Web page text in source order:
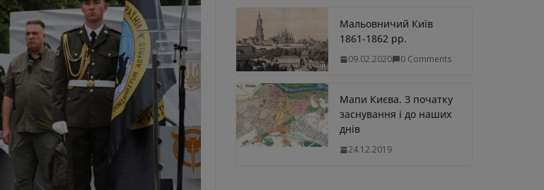
Мальовничий Київ
1861-1862 рр.
09.02.2020 0 Comments
Мапи Києва. З початку
заснування і до наших
днів
24.12.2019